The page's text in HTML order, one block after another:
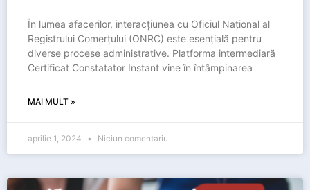
În lumea afacerilor, interacțiunea cu Oficiul Național al
Registrului Comerțului (ONRC) este esențială pentru
diverse procese administrative. Platforma intermediară
Certificat Constatator Instant vine în întâmpinarea
MAI MULT »
aprilie 1, 2024 Niciun comentariu